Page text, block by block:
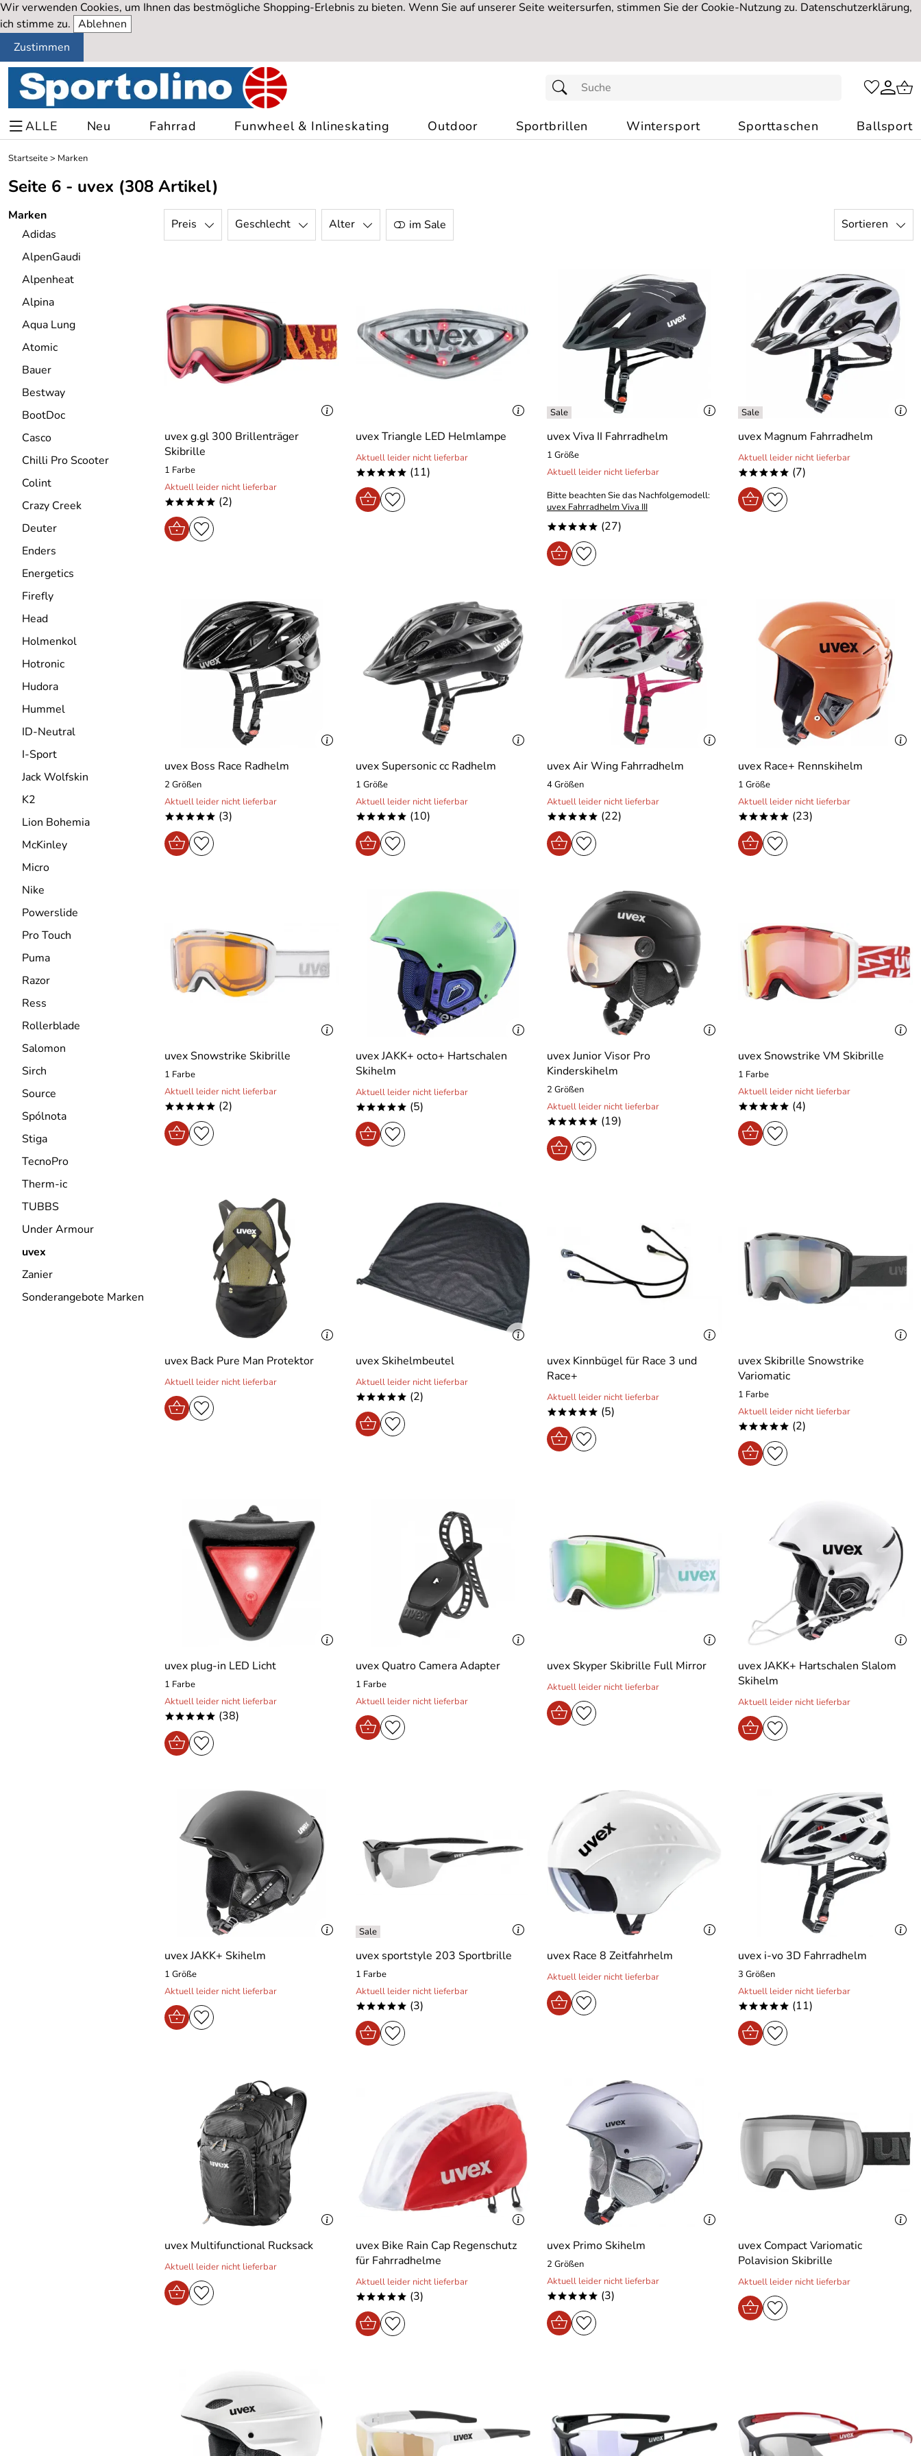
Wir verwenden Cookies, um Ihnen das bestmögliche Shopping-Erlebnis zu bieten. Wenn Sie auf unserer Seite weitersurfen, stimmen Sie der Cookie-Nutzung zu. Datenschutzerklärung,
ich stimme zu. Ablehnen
Zustimmen
ALLE Neu Fahrrad Funwheel & Inlineskating Outdoor Sportbrillen Wintersport Sporttaschen Ballsport
Startseite> Marken
Seite 6 - uvex (308 Artikel)
Marken
Adidas
AlpenGaudi
Alpenheat
Alpina
Aqua Lung
Atomic
Bauer
Bestway
BootDoc
Casco
Chilli Pro Scooter
Colint
Crazy Creek
Deuter
Enders
Energetics
Firefly
Head
Holmenkol
Hotronic
Hudora
Hummel
ID-Neutral
I-Sport
Jack Wolfskin
K2
Lion Bohemia
McKinley
Micro
Nike
Powerslide
Pro Touch
Puma
Razor
Ress
Rollerblade
Salomon
Sirch
Source
Spólnota
Stiga
TecnoPro
Therm-ic
TUBBS
Under Armour
uvex
Zanier
Sonderangebote Marken
Preis Geschlecht Alter im Sale Sortieren
uvex g.gl 300 Brillenträger
Skibrille
1 Farbe
Aktuell leider nicht lieferbar
***** (2)
uvex Triangle LED Helmlampe
Aktuell leider nicht lieferbar
***** (11)
uvex Viva II Fahrradhelm
1 Größe
Aktuell leider nicht lieferbar
Bitte beachten Sie das Nachfolgemodell:
uvex Fahrradhelm Viva III
***** (27)
uvex Magnum Fahrradhelm
Aktuell leider nicht lieferbar
***** (7)
uvex Boss Race Radhelm
2 Größen
Aktuell leider nicht lieferbar
***** (3)
uvex Supersonic cc Radhelm
1 Größe
Aktuell leider nicht lieferbar
***** (10)
uvex Air Wing Fahrradhelm
4 Größen
Aktuell leider nicht lieferbar
***** (22)
uvex Race+ Rennskihelm
1 Größe
Aktuell leider nicht lieferbar
***** (23)
uvex Snowstrike Skibrille
1 Farbe
Aktuell leider nicht lieferbar
***** (2)
uvex JAKK+ octo+ Hartschalen
Skihelm
Aktuell leider nicht lieferbar
***** (5)
uvex Junior Visor Pro
Kinderskihelm
2 Größen
Aktuell leider nicht lieferbar
***** (19)
uvex Snowstrike VM Skibrille
1 Farbe
Aktuell leider nicht lieferbar
***** (4)
uvex Back Pure Man Protektor
Aktuell leider nicht lieferbar
uvex Skihelmbeutel
Aktuell leider nicht lieferbar
***** (2)
uvex Kinnbügel für Race 3 und
Race+
Aktuell leider nicht lieferbar
***** (5)
uvex Skibrille Snowstrike
Variomatic
1 Farbe
Aktuell leider nicht lieferbar
***** (2)
uvex plug-in LED Licht
1 Farbe
Aktuell leider nicht lieferbar
***** (38)
uvex Quatro Camera Adapter
1 Farbe
Aktuell leider nicht lieferbar
uvex Skyper Skibrille Full Mirror
Aktuell leider nicht lieferbar
uvex JAKK+ Hartschalen Slalom
Skihelm
Aktuell leider nicht lieferbar
uvex JAKK+ Skihelm
1 Größe
Aktuell leider nicht lieferbar
uvex sportstyle 203 Sportbrille
1 Farbe
Aktuell leider nicht lieferbar
***** (3)
uvex Race 8 Zeitfahrhelm
Aktuell leider nicht lieferbar
uvex i-vo 3D Fahrradhelm
3 Größen
Aktuell leider nicht lieferbar
***** (11)
uvex Multifunctional Rucksack
Aktuell leider nicht lieferbar
uvex Bike Rain Cap Regenschutz
für Fahrradhelme
Aktuell leider nicht lieferbar
***** (3)
uvex Primo Skihelm
2 Größen
Aktuell leider nicht lieferbar
***** (3)
uvex Compact Variomatic
Polavision Skibrille
Aktuell leider nicht lieferbar